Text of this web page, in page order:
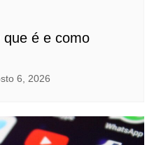
que é e como
6, 2026